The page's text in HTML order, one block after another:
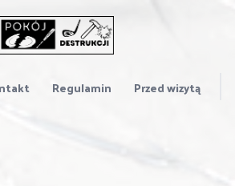
Regulamin Przed wizytą